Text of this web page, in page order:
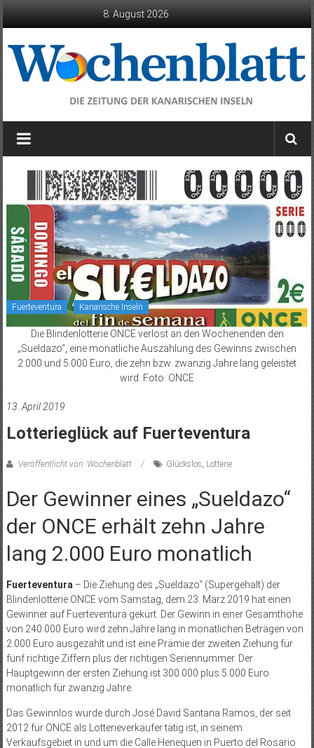
8. August 2026
Wochenblatt
die
Kanarischen
Inseln
Fuerteventura Kanarische Inseln
Die Blindenlotterie ONCE verlost an den Wochenenden den
„Sueldazo“, eine monatliche Auszahlung des Gewinns zwischen
2.000 und 5.000 Euro, die zehn bzw. zwanzig Jahre lang geleistet
wird. Foto: ONCE
13. April 2019
Lotterieglück auf Fuerteventura
Veröffentlicht von: Wochenblatt Glückslos, Lotterie
Der Gewinner eines „Sueldazo“
der ONCE erhält zehn Jahre
lang 2.000 Euro monatlich
Fuerteventura– Die Ziehung des „Sueldazo“ (Supergehalt) der
Blindenlotterie ONCE vom Samstag, dem 23. März 2019 hat einen
Gewinner auf Fuerteventura gekürt. Der Gewinn in einer Gesamthöhe
von 240.000 Euro wird zehn Jahre lang in monatlichen Beträgen von
2.000 Euro ausgezahlt und ist eine Prämie der zweiten Ziehung für
fünf richtige Ziffern plus der richtigen Seriennummer. Der
Hauptgewinn der ersten Ziehung ist 300.000 plus 5.000 Euro
monatlich für zwanzig Jahre.
Das Gewinnlos wurde durch José David Santana Ramos, der seit
2012 für ONCE als Lotterieverkäufer tätig ist, in seinem
Verkaufsgebiet in und um die Calle Henequen in Puerto del Rosario